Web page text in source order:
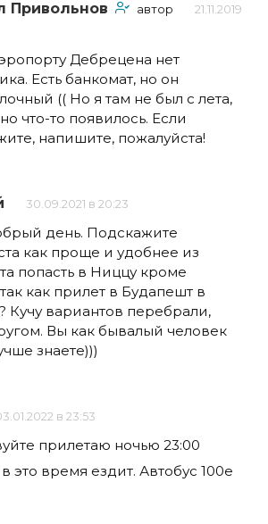
Привольнов автор
21.11.2019
Дебрецена нет
Есть банкомат, но он
(( Но я там не был с лета,
что-то появилось. Если
напишите, пожалуйста!
30.09.2021 в 20:23
день. Подскажите
как проще и удобнее из
попасть в Ниццу кроме
как прилет в Будапешт в
Кучу вариантов перебрали,
Вы как бывалый человек
знаете)))
в 23:53
прилетаю ночью 23:00
это время ездит. Автобус 100e